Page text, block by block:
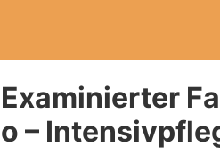
Examinierter
o –